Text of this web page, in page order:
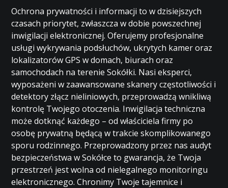
Ochrona prywatności i informacji to w dzisiejszych
czasach priorytet, zwłaszcza w dobie powszechnej
inwigilacji elektronicznej. Oferujemy profesjonalne
usługi wykrywania podsłuchów, ukrytych kamer oraz
lokalizatorów GPS w domach, biurach oraz
samochodach na terenie Sokółki. Nasi eksperci,
wyposażeni w zaawansowane skanery częstotliwości i
detektory złącz nieliniowych, przeprowadzą wnikliwą
kontrolę Twojego otoczenia. Inwigilacja techniczna
może dotknąć każdego – od właściciela firmy po
osobę prywatną będącą w trakcie skomplikowanego
sporu rodzinnego. Przeprowadzony przez nas audyt
bezpieczeństwa w Sokółce to gwarancja, że Twoja
przestrzeń jest wolna od nielegalnego monitoringu
elektronicznego. Chronimy Twoje tajemnice i